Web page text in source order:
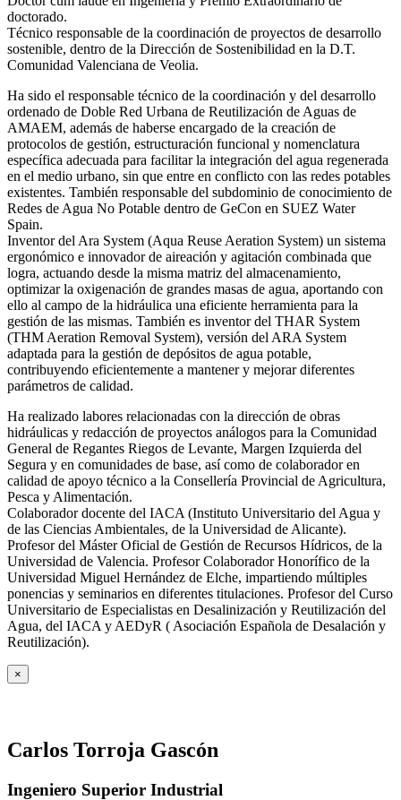
doctorado.
Técnico responsable de la coordinación de proyectos de desarrollo
sostenible, dentro de la Dirección de Sostenibilidad en la D.T.
Comunidad Valenciana de Veolia.
Ha sido el responsable técnico de la coordinación y del desarrollo
ordenado de Doble Red Urbana de Reutilización de Aguas de
AMAEM, además de haberse encargado de la creación de
protocolos de gestión, estructuración funcional y nomenclatura
específica adecuada para facilitar la integración del agua regenerada
en el medio urbano, sin que entre en conflicto con las redes potables
existentes. También responsable del subdominio de conocimiento de
Redes de Agua No Potable dentro de GeCon en SUEZ Water
Spain.
Inventor del Ara System (Aqua Reuse Aeration System) un sistema
ergonómico e innovador de aireación y agitación combinada que
logra, actuando desde la misma matriz del almacenamiento,
optimizar la oxigenación de grandes masas de agua, aportando con
ello al campo de la hidráulica una eficiente herramienta para la
gestión de las mismas. También es inventor del THAR System
(THM Aeration Removal System), versión del ARA System
adaptada para la gestión de depósitos de agua potable,
contribuyendo eficientemente a mantener y mejorar diferentes
parámetros de calidad.
Ha realizado labores relacionadas con la dirección de obras
hidráulicas y redacción de proyectos análogos para la Comunidad
General de Regantes Riegos de Levante, Margen Izquierda del
Segura y en comunidades de base, así como de colaborador en
calidad de apoyo técnico a la Consellería Provincial de Agricultura,
Pesca y Alimentación.
Colaborador docente del IACA (Instituto Universitario del Agua y
de las Ciencias Ambientales, de la Universidad de Alicante).
Profesor del Máster Oficial de Gestión de Recursos Hídricos, de la
Universidad de Valencia. Profesor Colaborador Honorífico de la
Universidad Miguel Hernández de Elche, impartiendo múltiples
ponencias y seminarios en diferentes titulaciones. Profesor del Curso
Universitario de Especialistas en Desalinización y Reutilización del
Agua, del IACA y AEDyR ( Asociación Española de Desalación y
Reutilización).
×
Carlos Torroja Gascón
Ingeniero Superior Industrial